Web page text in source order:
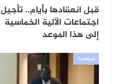
قبل انعقادها بأيام.. تأجيل
اجتماعات الآلية الخماسية
إلى هذا الموعد
سياسية